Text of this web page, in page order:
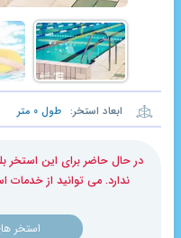
ابعاد استخر: طول ۰ متر
در حال حاضر برای این
ندارد. می توانید از خدمات
استخر